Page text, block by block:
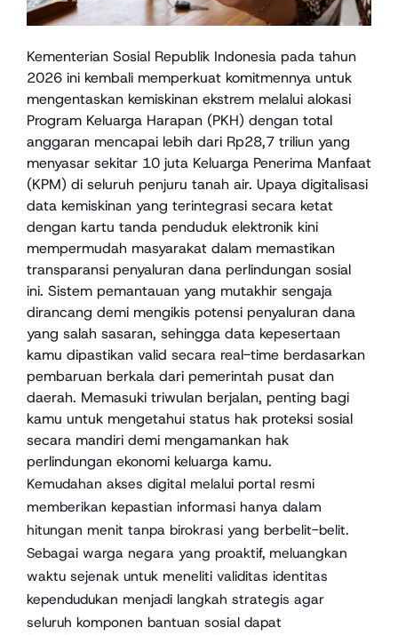
Kementerian Sosial Republik Indonesia pada tahun
2026 ini kembali memperkuat komitmennya untuk
mengentaskan kemiskinan ekstrem melalui alokasi
Program Keluarga Harapan (PKH) dengan total
anggaran mencapai lebih dari Rp28,7 triliun yang
menyasar sekitar 10 juta Keluarga Penerima Manfaat
(KPM) di seluruh penjuru tanah air. Upaya digitalisasi
data kemiskinan yang terintegrasi secara ketat
dengan kartu tanda penduduk elektronik kini
mempermudah masyarakat dalam memastikan
transparansi penyaluran dana perlindungan sosial
ini. Sistem pemantauan yang mutakhir sengaja
dirancang demi mengikis potensi penyaluran dana
yang salah sasaran, sehingga data kepesertaan
kamu dipastikan valid secara real-time berdasarkan
pembaruan berkala dari pemerintah pusat dan
daerah. Memasuki triwulan berjalan, penting bagi
kamu untuk mengetahui status hak proteksi sosial
secara mandiri demi mengamankan hak
perlindungan ekonomi keluarga kamu.
Kemudahan akses digital melalui portal resmi
memberikan kepastian informasi hanya dalam
hitungan menit tanpa birokrasi yang berbelit-belit.
Sebagai warga negara yang proaktif, meluangkan
waktu sejenak untuk meneliti validitas identitas
kependudukan menjadi langkah strategis agar
seluruh komponen bantuan sosial dapat